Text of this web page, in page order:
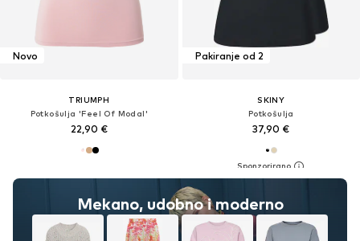
Novo
TRIUMPH
Potkošulja 'Feel Of Modal'
22,90 €
Mekano, udobno i moderno
Pakiranje od 2
SKINY
Potkošulja
37,90 €